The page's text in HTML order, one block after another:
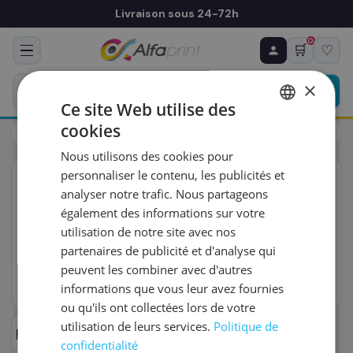
Livraison sous 24-72h
🛒
0
♡
Toners HP HP W2211A/207A - Toner cyan, 1 250 pages
ORIGINAL
♻ COMMANDE RÉCURRENTE
Prévoyez & économisez
Programmez votre prochain achat — notre équipe
vous prépare un devis personnalisé
RÉFÉRENCE DU PRODUIT
FRÉQUENCE
QUANTITÉ PAR LIVRAISON
DATE DE PREMIÈRE LIVRAISON SOUHAITÉE
×
Ce site Web utilise des
cookies
Nous utilisons des cookies pour
personnaliser le contenu, les publicités et
analyser notre trafic. Nous partageons
également des informations sur votre
utilisation de notre site avec nos
partenaires de publicité et d'analyse qui
peuvent les combiner avec d'autres
informations que vous leur avez fournies
ou qu'ils ont collectées lors de votre
utilisation de leurs services. Politique de
confidentialité